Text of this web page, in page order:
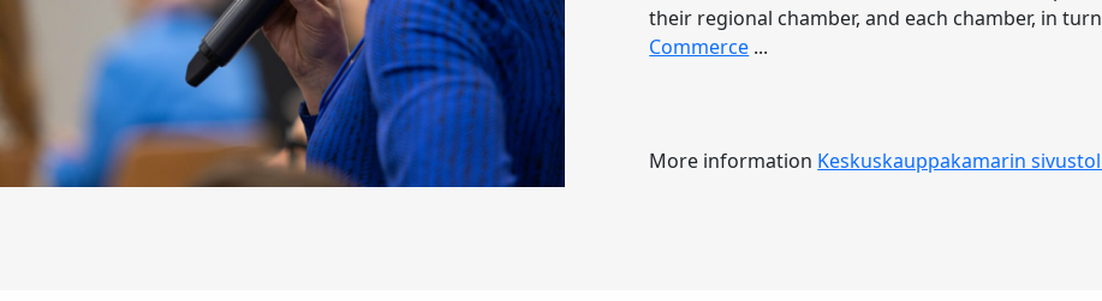
their regional chamber, and each chamber, in
Commerce ...
More information Keskuskauppakamarin